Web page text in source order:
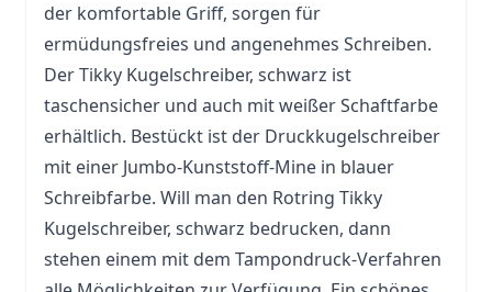
der komfortable Griff, sorgen für
ermüdungsfreies und angenehmes Schreiben.
Der Tikky Kugelschreiber, schwarz ist
taschensicher und auch mit weißer Schaftfarbe
erhältlich. Bestückt ist der Druckkugelschreiber
mit einer Jumbo-Kunststoff-Mine in blauer
Schreibfarbe. Will man den Rotring Tikky
Kugelschreiber, schwarz bedrucken, dann
stehen einem mit dem Tampondruck-Verfahren